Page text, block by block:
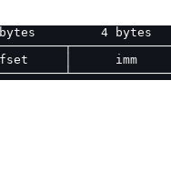
4 bytes
│      imm